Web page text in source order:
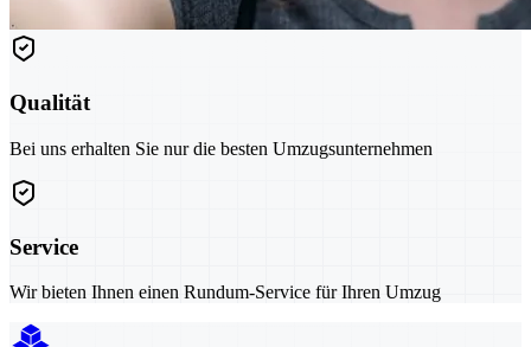
Qualität
Bei uns erhalten Sie nur die besten Umzugsunternehmen
Service
Wir bieten Ihnen einen Rundum-Service für Ihren Umzug